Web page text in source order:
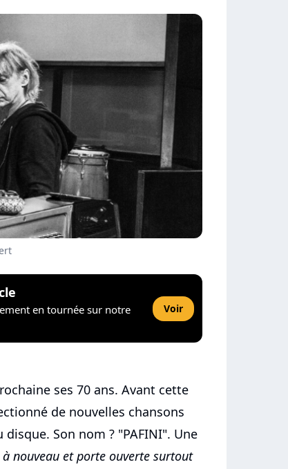
en tournée sur notre
Voir
ses 70 ans. Avant cette
de nouvelles chansons
Son nom ? "PAFINI". Une
nouveau et porte ouverte surtout